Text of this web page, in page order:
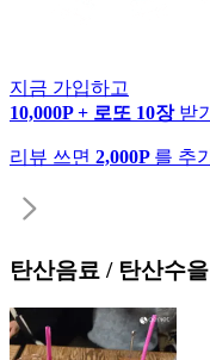
지금 가입하고
10,000P + 로또 10장 받기
리뷰 쓰면 2,000P 를 추
탄산음료 / 탄산수